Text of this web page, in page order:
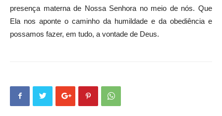
presença materna de Nossa Senhora no meio de nós. Que
Ela nos aponte o caminho da humildade e da obediência e
possamos fazer, em tudo, a vontade de Deus.